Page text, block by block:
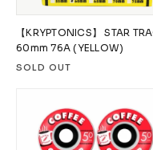
【KRYPTONICS】 STAR
60mm 76A (YELLOW)
SOLD OUT